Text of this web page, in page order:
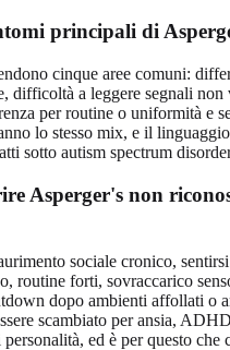
principali di
cinque aree comuni:
difficoltà a leggere segnali non
per routine o uniformità e
lo stesso mix, e il
sotto autism spectrum
Asperger's non
sociale cronico,
routine forti, sovraccarico
dopo ambienti affollati o
scambiato per ansia,
ed è per questo che